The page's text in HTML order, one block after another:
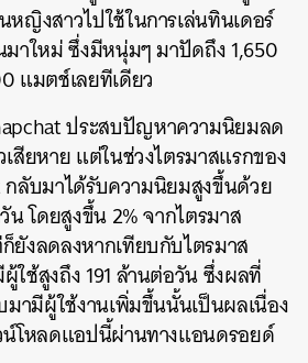
ญิงสาวไปใช้ในการเล่นทินเดอร์
าใหม่ ซึ่งมีหนุ่มๆ มาปัดถึง 1,650
แมตช์เลยทีเดียว
ประสบปัญหาความนิยมลด
สียหาย แต่ในช่วงไตรมาสแรกของ
ลับมาได้รับความนิยมสูงขึ้นด้วย
โดยสูงขึ้น 2% จากไตรมาส
งลดลงหากเทียบกับไตรมาส
ใช้สูงถึง 191 ล้านต่อวัน ซึ่งผลที่
ามีผู้ใช้งานเพิ่มขึ้นนั้นเป็นผลเนื่อง
น์โหลดแอปนี้ผ่านทางแอนดรอยด์